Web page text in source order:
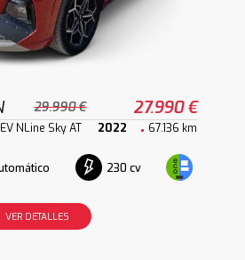
29.990 € 27.990 €
NLine Sky AT 2022 67.136 km
230 cv
VER DETALLES